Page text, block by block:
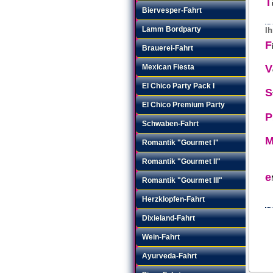
Biervesper-Fahrt
Lamm Bordparty
Brauerei-Fahrt
Mexican Fiesta
El Chico Party Pack I
El Chico Premium Party
Schwaben-Fahrt
Romantik "Gourmet I"
Romantik "Gourmet II"
Romantik "Gourmet III"
Herzklopfen-Fahrt
Dixieland-Fahrt
Wein-Fahrt
Ayurveda-Fahrt
T
F
V
S
P
e